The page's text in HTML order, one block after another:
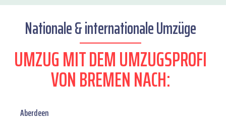
Nationale & internationale Umzüge
UMZUG MIT DEM UMZUGSPROFI
VON BREMEN NACH:
Aberdeen